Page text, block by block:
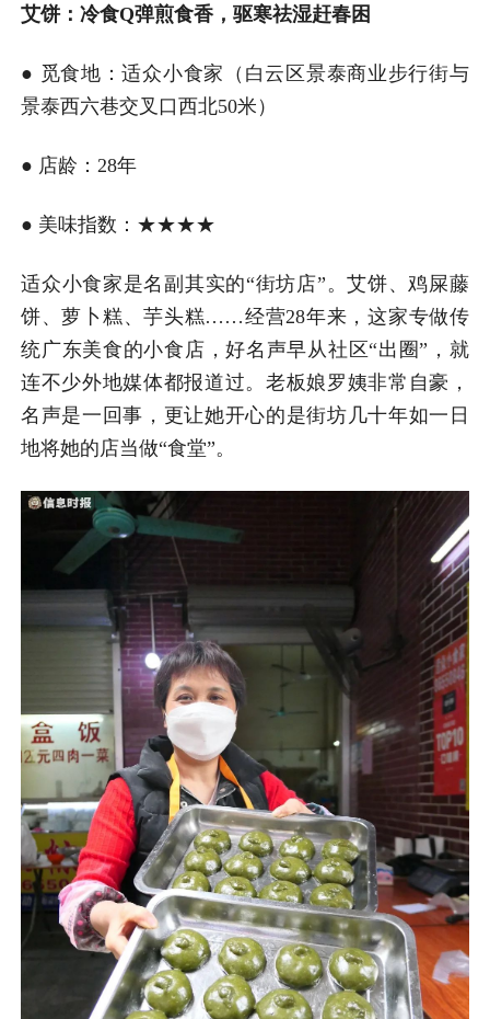
艾饼：冷食Q弹煎食香，驱寒祛湿赶春困
● 觅食地：适众小食家（白云区景泰商业步行街与
景泰西六巷交叉口西北50米）
● 店龄：28年
● 美味指数：★★★★
适众小食家是名副其实的“街坊店”。艾饼、鸡屎藤
饼、萝卜糕、芋头糕……经营28年来，这家专做传
统广东美食的小食店，好名声早从社区“出圈”，就
连不少外地媒体都报道过。老板娘罗姨非常自豪，
名声是一回事，更让她开心的是街坊几十年如一日
地将她的店当做“食堂”。